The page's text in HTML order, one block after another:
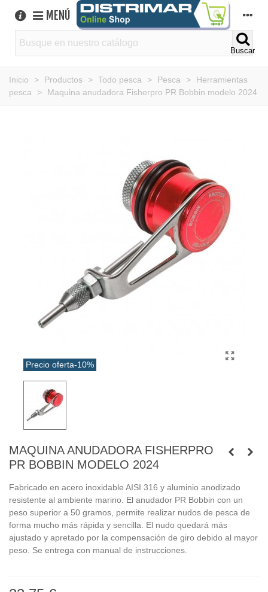
MENÚ
Buscar
Inicio > Productos > Todo pesca > Pesca >
Herramientas
pesca
> Maquina anudadora Fisherpro PR Bobbin modelo 2024
Precio oferta-10%
MAQUINA ANUDADORA FISHERPRO
PR BOBBIN MODELO 2024
Fabricado en acero inoxidable AISI 316 y aluminio anodizado
resistente al ambiente marino. El anudador PR Bobbin con un
peso superior a 50 gramos, permite realizar nudos de pesca de
forma mucho más rápida y sencilla. El nudo quedará más
ajustado y apretado por la compensación de giro debido al mayor
peso. Se entrega con manual de instrucciones.